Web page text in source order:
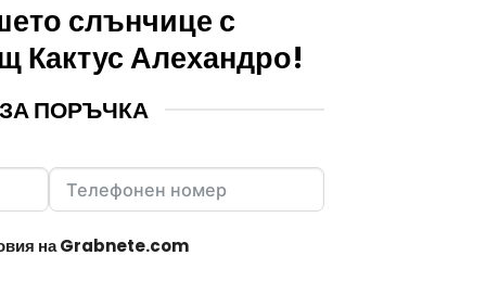
слънчице с
Кактус Алехандро!
ПОРЪЧКА
на Grabnete.com